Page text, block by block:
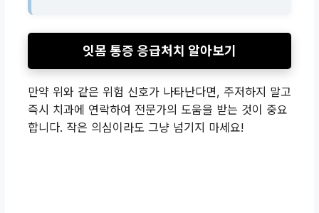
잇몸 통증 응급처치 알아보기
만약 위와 같은 위험 신호가 나타난다면, 주저하지 말고
즉시 치과에 연락하여 전문가의 도움을 받는 것이 중요
합니다. 작은 의심이라도 그냥 넘기지 마세요!